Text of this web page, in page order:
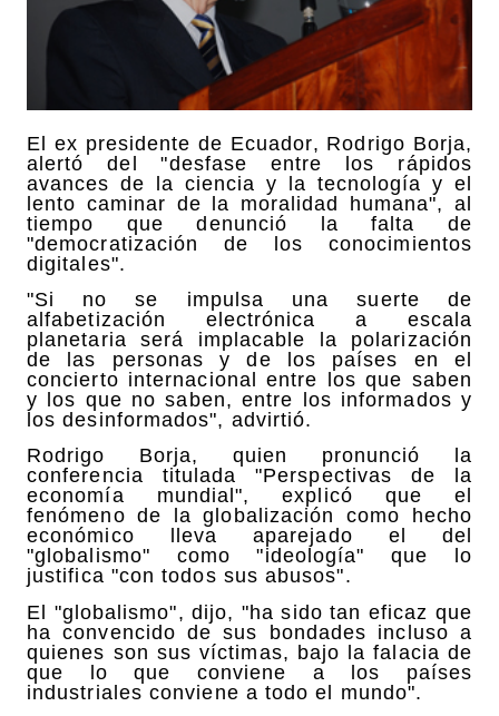
El ex presidente de Ecuador, Rodrigo Borja,
alertó del "desfase entre los rápidos
avances de la ciencia y la tecnología y el
lento caminar de la moralidad humana", al
tiempo que denunció la falta de
"democratización de los conocimientos
digitales".
"Si no se impulsa una suerte de
alfabetización electrónica a escala
planetaria será implacable la polarización
de las personas y de los países en el
concierto internacional entre los que saben
y los que no saben, entre los informados y
los desinformados", advirtió.
Rodrigo Borja, quien pronunció la
conferencia titulada "Perspectivas de la
economía mundial", explicó que el
fenómeno de la globalización como hecho
económico lleva aparejado el del
"globalismo" como "ideología" que lo
justifica "con todos sus abusos".
El "globalismo", dijo, "ha sido tan eficaz que
ha convencido de sus bondades incluso a
quienes son sus víctimas, bajo la falacia de
que lo que conviene a los países
industriales conviene a todo el mundo".